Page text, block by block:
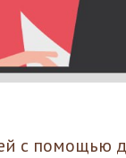
с помощью